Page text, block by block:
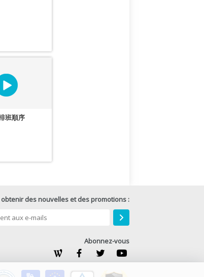
班順序
des nouvelles et des promotions :
Abonnez-vous